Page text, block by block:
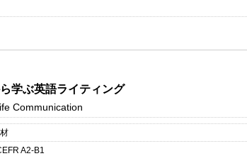
学ぶ英語ライティング
Communication
A2-B1